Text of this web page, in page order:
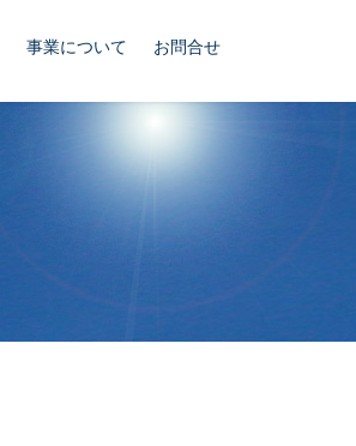
事業について お問合せ